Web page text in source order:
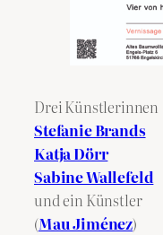
Drei Künstlerinnen
Stefanie Brands
Katja Dörr
Sabine Wallefeld
und ein Künstler
(Mau Jiménez)